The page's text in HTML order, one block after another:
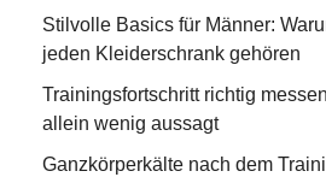
Stilvolle Basics für Männer:
jeden Kleiderschrank gehören
Trainingsfortschritt richtig
allein wenig aussagt
Ganzkörperkälte nach dem